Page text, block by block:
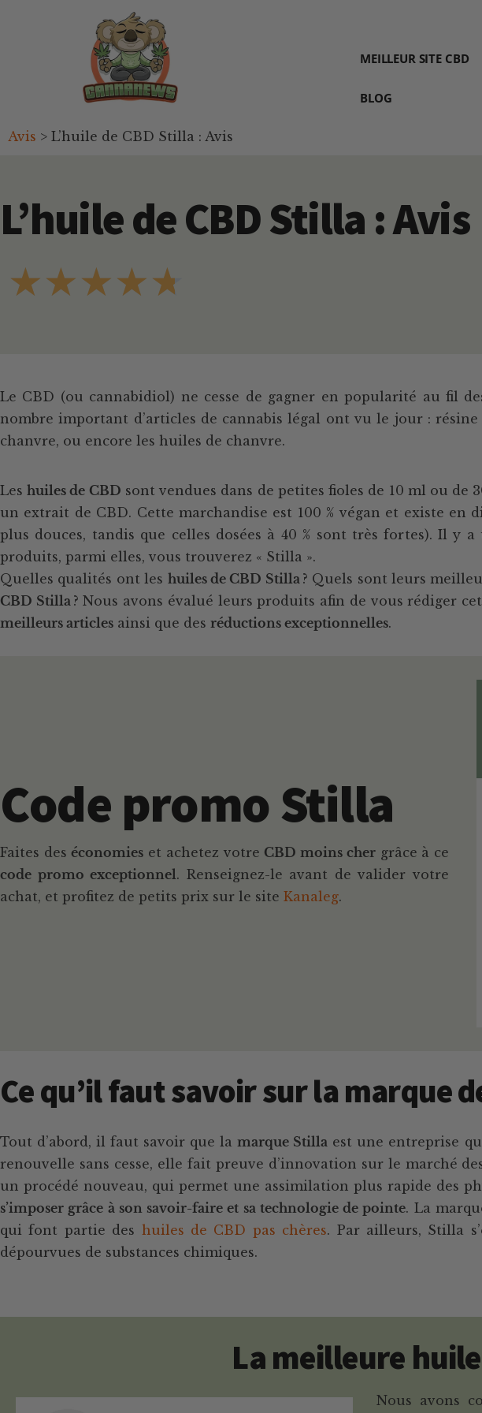
Cannanews.fr
MEILLEUR SITE CBD
BLOG
Avis > L’huile de CBD Stilla : Avis
L’huile de CBD Stilla : Avis
★★★★★
Le CBD (ou cannabidiol) ne cesse de gagner en popularité au fil
nombre important d’articles de cannabis légal ont vu le jour :
chanvre, ou encore les huiles de chanvre.
Leshuiles de CBD sont vendues dans de petites fioles de 10 ml ou
un extrait de CBD. Cette marchandise est 100 % végan et existe en
plus douces, tandis que celles dosées à 40 % sont très fortes). Il y
produits, parmi elles, vous trouverez « Stilla ».
Quelles qualités ont les huiles de CBD Stilla? Quels sont leurs
CBD Stilla? Nous avons évalué leurs produits afin de vous rédiger
meilleurs articles ainsi que des réductions exceptionnelles.
Code promo Stilla
Faites deséconomies et achetez votre CBD moins chergrâce à ce
code promo exceptionnel. Renseignez-le avant de valider votre
achat, et profitez de petits prix sur le site Kanaleg.
Ce qu’il faut savoir sur la marque
Tout d’abord, il faut savoir que lamarque Stilla est une entreprise
renouvelle sans cesse, elle fait preuve d’innovation sur le marché
un procédé nouveau, qui permet une assimilation plus rapide des
s’imposer grâce à son savoir-faire et sa technologie de pointe. La
qui font partie des huiles de CBD pas chères. Par ailleurs, Stilla
dépourvues de substances chimiques.
La meilleure
Nous avons